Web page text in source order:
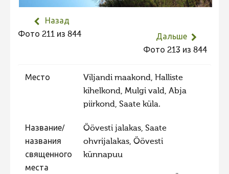
Фотоконкурс 2023
Не учитываются 2023
Не учитываются 2022
Фотоконкурс 2020
Видео 2020
Назад
Фото 211 из 844
Дальше
Фото 213 из 844
Место
Viljandi maakond, Halliste
kihelkond, Mulgi vald, Abja
piirkond, Saate küla.
Название/
названия
священного
места
Öövesti jalakas, Saate
ohvrijalakas, Öövesti
künnapuu